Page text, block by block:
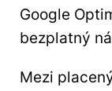
Google
bezplatný
Mezi